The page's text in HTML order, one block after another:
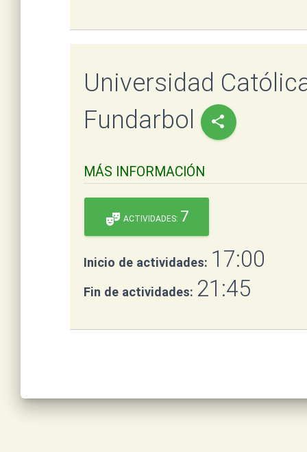
Universidad
Fundarbol
share
MÁS INFORMACIÓN
theater_comedy ACTIVIDADES: 7
Inicio de actividades: 17:00
Fin de actividades: 21:45